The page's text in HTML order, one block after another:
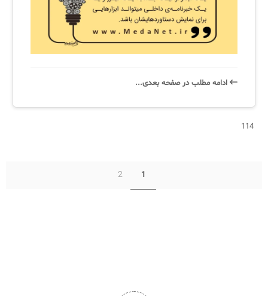
ادامه‌ مطلب در صفحه‌ بعدی...
114
1
2